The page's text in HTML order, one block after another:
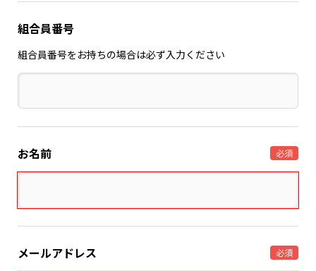
組合員番号
組合員番号をお持ちの場合は必ず入力ください
お名前 必須
メールアドレス 必須